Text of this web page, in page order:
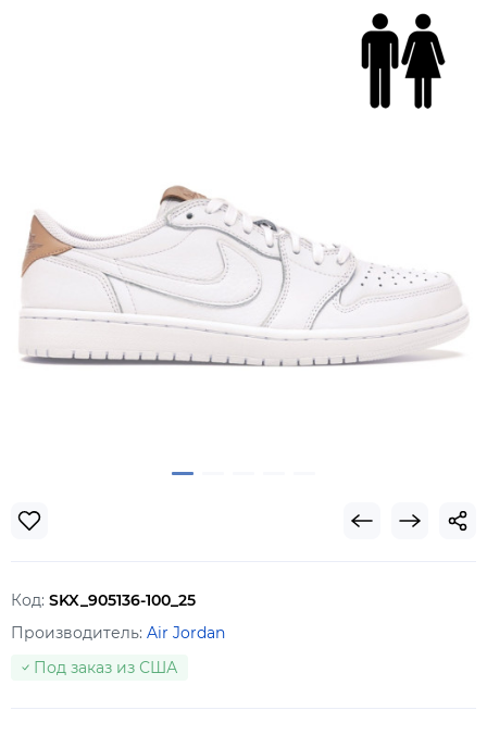
Код: SKX_905136-100_25
Производитель: Air Jordan
Под заказ из США